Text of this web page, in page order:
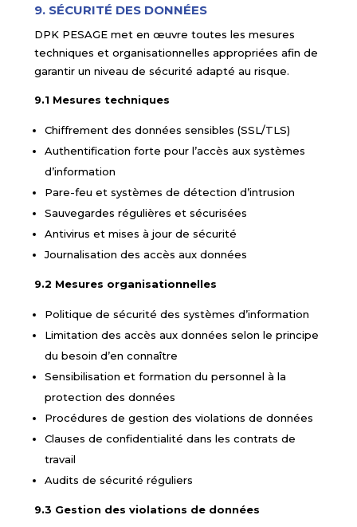
9. SÉCURITÉ DES DONNÉES
DPK PESAGE met en œuvre toutes les mesures
techniques et organisationnelles appropriées afin de
garantir un niveau de sécurité adapté au risque.
9.1 Mesures techniques
Chiffrement des données sensibles (SSL/TLS)
Authentification forte pour l’accès aux systèmes
d’information
Pare-feu et systèmes de détection d’intrusion
Sauvegardes régulières et sécurisées
Antivirus et mises à jour de sécurité
Journalisation des accès aux données
9.2 Mesures organisationnelles
Politique de sécurité des systèmes d’information
Limitation des accès aux données selon le principe
du besoin d’en connaître
Sensibilisation et formation du personnel à la
protection des données
Procédures de gestion des violations de données
Clauses de confidentialité dans les contrats de
travail
Audits de sécurité réguliers
9.3 Gestion des violations de données